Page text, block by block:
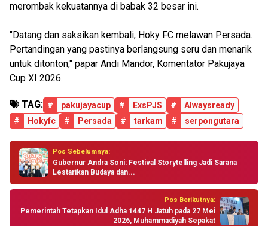
merombak kekuatannya di babak 32 besar ini.
"Datang dan saksikan kembali, Hoky FC melawan Persada.
Pertandingan yang pastinya berlangsung seru dan menarik
untuk ditonton," papar Andi Mandor, Komentator Pakujaya
Cup XI 2026.
TAG: # pakujayacup # ExsPJS #
Alwaysready
#
Hokyfc # Persada # tarkam # serpongutara
Pos Sebelumnya:
Gubernur Andra Soni: Festival Storytelling Jadi Sarana
Lestarikan Budaya dan...
Pos Berikutnya:
Pemerintah Tetapkan Idul Adha 1447 H Jatuh pada 27 Mei
2026, Muhammadiyah Sepakat